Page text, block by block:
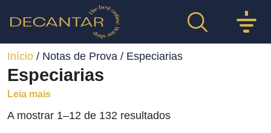
Início / Notas de Prova / Especiarias
Especiarias
Leia mais
A mostrar 1–12 de 132 resultados